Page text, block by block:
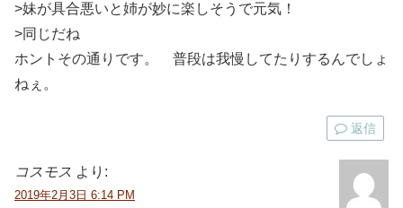
>妹が具合悪いと姉が妙に楽しそうで元気！
>同じだね
ホントその通りです。 普段は我慢してたりするんでしょ
ねぇ。
返信
コスモス より:
2019年2月3日 6:14 PM